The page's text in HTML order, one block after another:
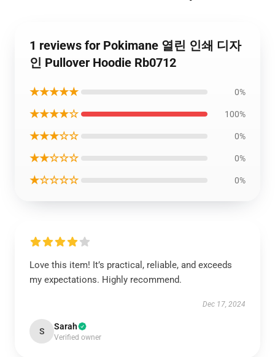
1 reviews for Pokimane 열린 인쇄 디자
인 Pullover Hoodie Rb0712
★★★★★ 0%
★★★★☆ 100%
★★★☆☆ 0%
★★☆☆☆ 0%
★☆☆☆☆ 0%
Love this item! It’s practical, reliable, and exceeds
my expectations. Highly recommend.
Dec 17, 2024
S Sarah
Verified owner